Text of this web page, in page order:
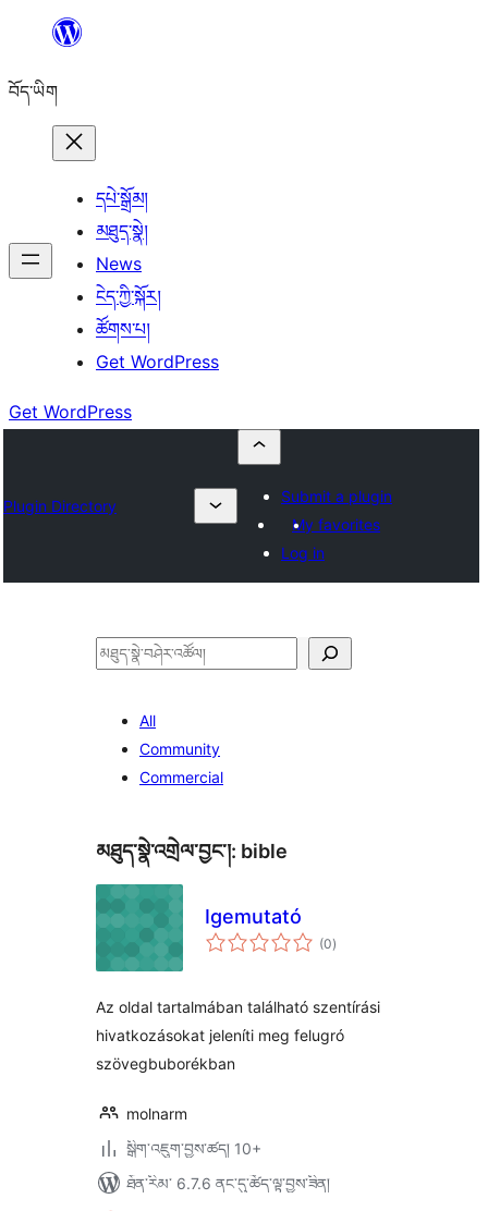
content
བོད་ཡིག
དཔེ་སྒྲོམ།
མཐུད་སྣེ།
News
ངེད་ཀྱི་སྐོར།
ཚོགས་པ།
Get WordPress
Get WordPress
Plugin Directory
Submit a plugin
My favorites
Log in
བཤེར་
All
Community
Commercial
མཐུད་སྣེ་འགྲེལ་བྱང་།: bible
Igemutató
(0གདེང་
འཇོག་
)
Az oldal tartalmában található szentírási
hivatkozásokat jeleníti meg felugró
szövegbuborékban
molnarm
སྒྲིག་འཇུག་བྱས་ཚད། 10+
ཐོན་རིམ་ 6.7.6 ནང་དུ་ཚོད་ལྟ་བྱས་ཟིན།